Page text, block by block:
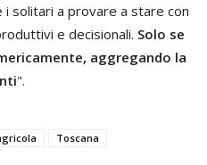
i solitari a provare a stare con
e decisionali. Solo se
aggregando la
".
Toscana